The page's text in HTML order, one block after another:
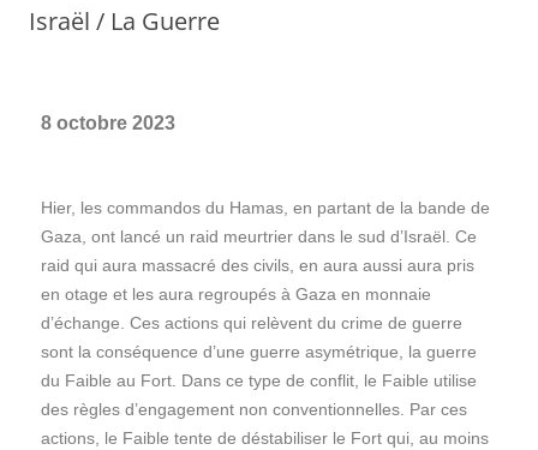
Israël / La Guerre
8 octobre 2023
Hier, les commandos du Hamas, en partant de la bande de
Gaza, ont lancé un raid meurtrier dans le sud d’Israël. Ce
raid qui aura massacré des civils, en aura aussi aura pris
en otage et les aura regroupés à Gaza en monnaie
d’échange. Ces actions qui relèvent du crime de guerre
sont la conséquence d’une guerre asymétrique, la guerre
du Faible au Fort. Dans ce type de conflit, le Faible utilise
des règles d’engagement non conventionnelles. Par ces
actions, le Faible tente de déstabiliser le Fort qui, au moins